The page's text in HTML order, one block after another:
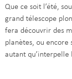
Que ce soit l’été,
grand télescope
fera découvrir des
planètes, ou encore
autant qu’interpelle